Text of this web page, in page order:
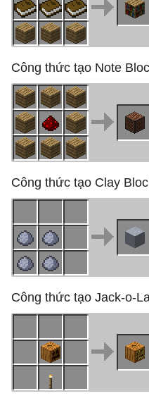
Công thức tạo Note
Công thức tạo Clay
Công thức tạo Jack-o-